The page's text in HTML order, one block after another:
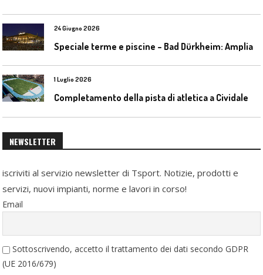
24 Giugno 2026
1 Luglio 2026
NEWSLETTER
iscriviti al servizio newsletter di Tsport. Notizie, prodotti e
servizi, nuovi impianti, norme e lavori in corso!
Email
Sottoscrivendo, accetto il trattamento dei dati secondo GDPR
(UE 2016/679)